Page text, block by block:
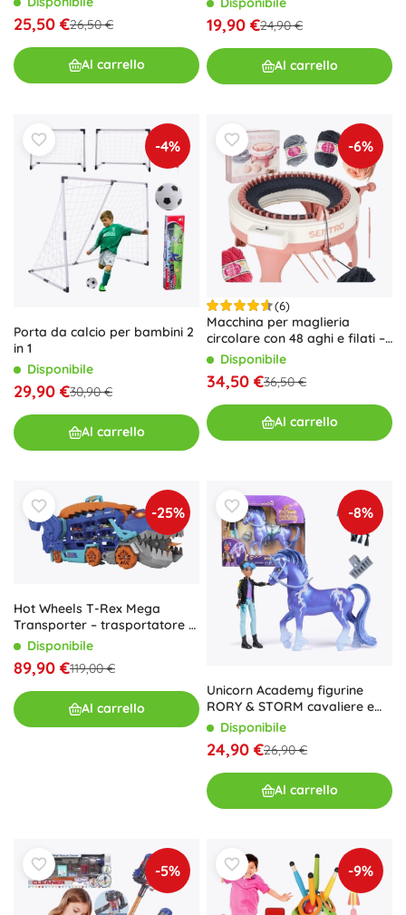
25,50 €26,50 €
Al carrello
19,90 €24,90 €
Al carrello
-4%
Porta da calcio per bambini 2
in 1
Disponibile
29,90 €30,90 €
Al carrello
-6%
(6)
Macchina per maglieria
circolare con 48 aghi e filati –
set per bambini e principianti
Disponibile
34,50 €36,50 €
Al carrello
-25%
Hot Wheels T-Rex Mega
Transporter – trasportatore di
dinosauro e pista da corsa
Disponibile
89,90 €119,00 €
Al carrello
-8%
Unicorn Academy figurine
RORY & STORM cavaliere e
unicorno con accessori
Disponibile
24,90 €26,90 €
Al carrello
-5% -9%